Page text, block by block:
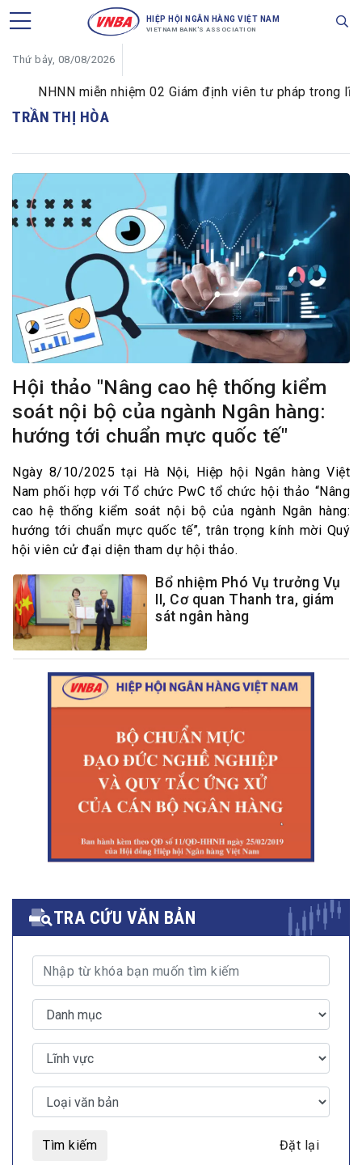
HIỆP HỘI NGÂN HÀNG VIỆT NAM
VIETNAM BANK'S ASSOCIATION
Thứ bảy, 08/08/2026
NHNN miễn nhiệm 02 Giám định viên tư pháp trong lĩnh
TRẦN THỊ HÒA
Hội thảo "Nâng cao hệ thống kiểm
soát nội bộ của ngành Ngân hàng:
hướng tới chuẩn mực quốc tế"
Ngày 8/10/2025 tại Hà Nội, Hiệp hội Ngân hàng Việt
Nam phối hợp với Tổ chức PwC tổ chức hội thảo “Nâng
cao hệ thống kiểm soát nội bộ của ngành Ngân hàng:
hướng tới chuẩn mực quốc tế”, trân trọng kính mời Quý
hội viên cử đại diện tham dự hội thảo.
Bổ nhiệm Phó Vụ trưởng Vụ
II, Cơ quan Thanh tra, giám
sát ngân hàng
TRA CỨU VĂN BẢN
Tìm kiếm Đặt lại